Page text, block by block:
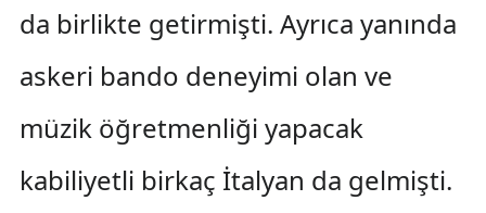
da birlikte getirmişti. Ayrıca yanında
askeri bando deneyimi olan ve
müzik öğretmenliği yapacak
kabiliyetli birkaç İtalyan da gelmişti.